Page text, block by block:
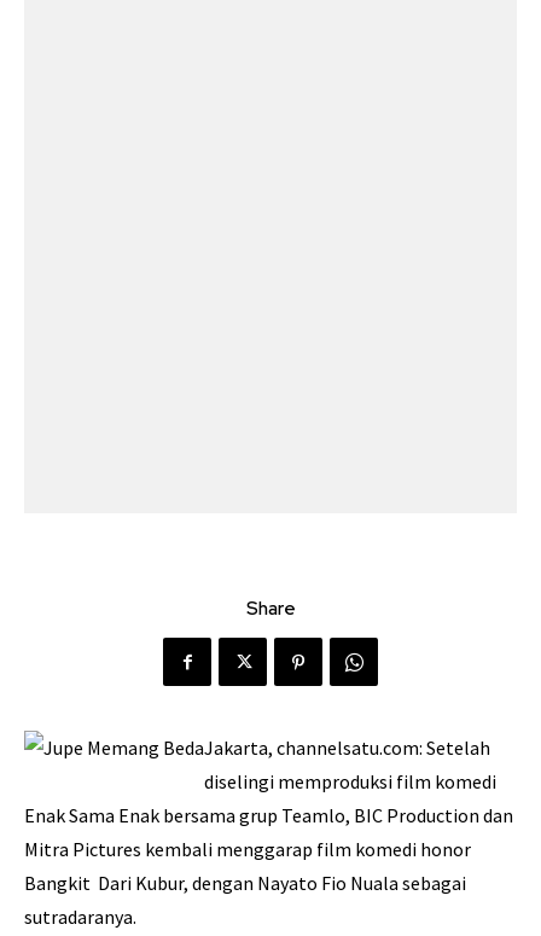
Share
Jakarta, channelsatu.com: Setelah
diselingi memproduksi film komedi
Enak Sama Enak bersama grup Teamlo, BIC Production dan
Mitra Pictures kembali menggarap film komedi honor
Bangkit Dari Kubur, dengan Nayato Fio Nuala sebagai
sutradaranya.